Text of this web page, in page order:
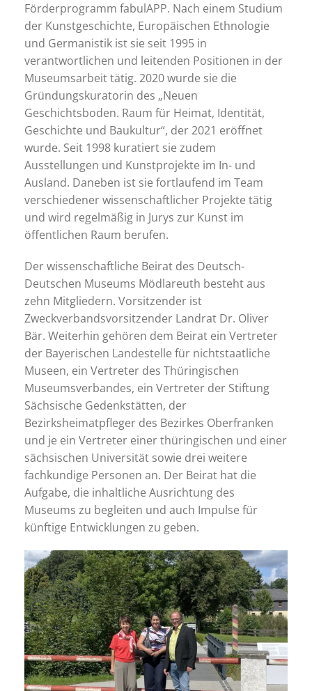
Förderprogramm fabulAPP. Nach einem Studium
der Kunstgeschichte, Europäischen Ethnologie
und Germanistik ist sie seit 1995 in
verantwortlichen und leitenden Positionen in der
Museumsarbeit tätig. 2020 wurde sie die
Gründungskuratorin des „Neuen
Geschichtsboden. Raum für Heimat, Identität,
Geschichte und Baukultur“, der 2021 eröffnet
wurde. Seit 1998 kuratiert sie zudem
Ausstellungen und Kunstprojekte im In- und
Ausland. Daneben ist sie fortlaufend im Team
verschiedener wissenschaftlicher Projekte tätig
und wird regelmäßig in Jurys zur Kunst im
öffentlichen Raum berufen.
Der wissenschaftliche Beirat des Deutsch-
Deutschen Museums Mödlareuth besteht aus
zehn Mitgliedern. Vorsitzender ist
Zweckverbandsvorsitzender Landrat Dr. Oliver
Bär. Weiterhin gehören dem Beirat ein Vertreter
der Bayerischen Landestelle für nichtstaatliche
Museen, ein Vertreter des Thüringischen
Museumsverbandes, ein Vertreter der Stiftung
Sächsische Gedenkstätten, der
Bezirksheimatpfleger des Bezirkes Oberfranken
und je ein Vertreter einer thüringischen und einer
sächsischen Universität sowie drei weitere
fachkundige Personen an. Der Beirat hat die
Aufgabe, die inhaltliche Ausrichtung des
Museums zu begleiten und auch Impulse für
künftige Entwicklungen zu geben.